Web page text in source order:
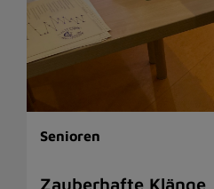
Senioren
Zauberhafte Klänge